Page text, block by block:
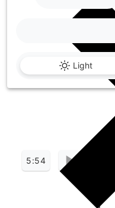
Light
5:54